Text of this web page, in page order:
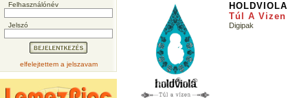
Felhasználónév
Jelszó
elfelejtettem a jelszavam
HOLDVIOLA
Túl A Vizen
Digipak